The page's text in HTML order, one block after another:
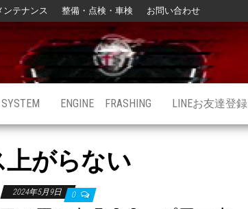
ンテナンス 整備・点検・車検 お問い合わせ
ENGINE FRASHING LINEお友達登録
上がらない
2024年5月9日 0